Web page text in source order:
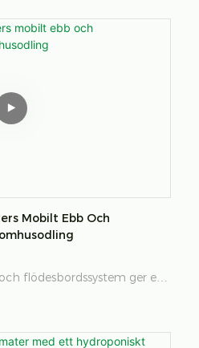
Mobilt Ebb Och
flödesbordssystem ger en